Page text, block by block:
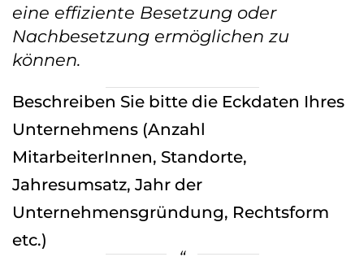
eine effiziente Besetzung oder
Nachbesetzung ermöglichen zu
können.
Beschreiben Sie bitte die Eckdaten Ihres
Unternehmens (Anzahl
MitarbeiterInnen, Standorte,
Jahresumsatz, Jahr der
Unternehmensgründung, Rechtsform
etc.)